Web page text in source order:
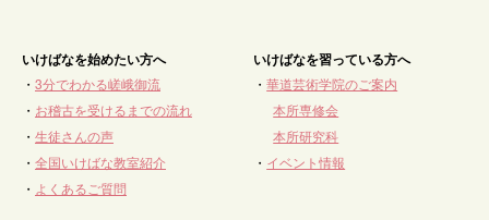
いけばなを始めたい方へ
・ 3分でわかる嵯峨御流
・ お稽古を受けるまでの流れ
・ 生徒さんの声
・ 全国いけばな教室紹介
・ よくあるご質問
いけばなを習っている方へ
・華道芸術学院のご案内
本所専修会
本所研究科
・ イベント情報